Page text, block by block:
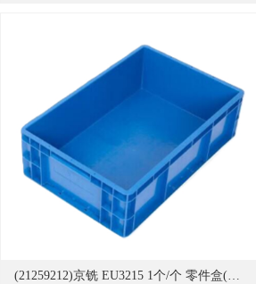
(21259212)京铣 EU3215 1个/个 零件盒(单位：个)